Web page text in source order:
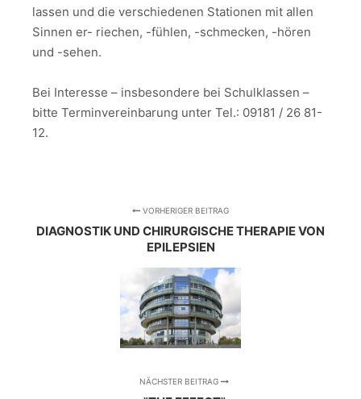
lassen und die verschiedenen Stationen mit allen
Sinnen er- riechen, -fühlen, -schmecken, -hören
und -sehen.
Bei Interesse – insbesondere bei Schulklassen –
bitte Terminvereinbarung unter Tel.: 09181 / 26 81-
12.
VORHERIGER BEITRAG
DIAGNOSTIK UND CHIRURGISCHE THERAPIE VON
EPILEPSIEN
NÄCHSTER BEITRAG